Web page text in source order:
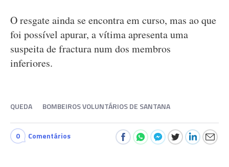
O resgate ainda se encontra em curso, mas ao que
foi possível apurar, a vítima apresenta uma
suspeita de fractura num dos membros
inferiores.
QUEDA BOMBEIROS VOLUNTÁRIOS DE SANTANA
0 Comentários